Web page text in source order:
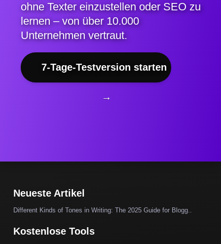
ohne Texter einzustellen oder SEO zu
lernen – von über 10.000
Unternehmen vertraut.
7-Tage-Testversion starten
→
Neueste Artikel
Different Kinds of Tones in Writing: The 2025 Guide for Blogg..
Kostenlose Tools